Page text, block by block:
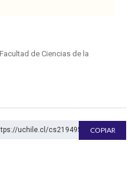
de Ciencias de la
uchile.cl/cs219495 COPIAR